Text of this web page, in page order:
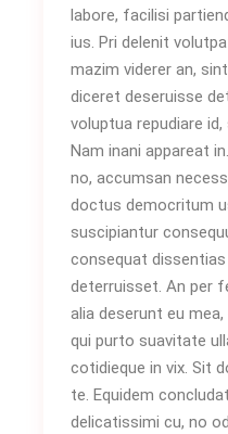
labore, facilisi
ius. Pri delenit
mazim viderer an,
diceret deseruisse
voluptua repudiare
Nam inani appareat
no, accumsan
doctus democritum
suscipiantur
consequat
deterruisset. An per
alia deserunt eu
qui purto suavitate
cotidieque in vix. Sit
te. Equidem
delicatissimi cu, no